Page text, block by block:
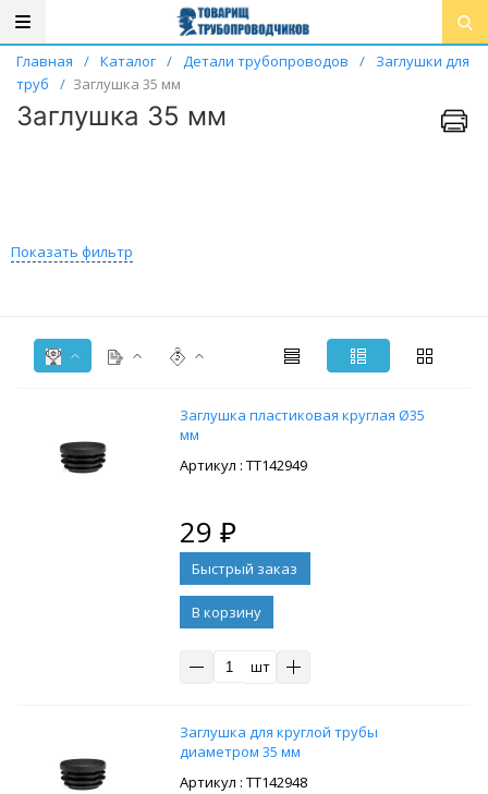
Главная / Каталог / Детали трубопроводов /
Заглушки для
труб
/ Заглушка 35 мм
Заглушка 35 мм
Показать фильтр
Заглушка пластиковая круглая Ø35
мм
: ТТ142949
29 ₽
В корзину
шт
Заглушка для круглой трубы
диаметром 35 мм
: ТТ142948